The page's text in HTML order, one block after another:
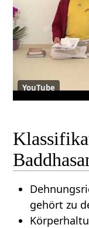
YouTube
gehört zu